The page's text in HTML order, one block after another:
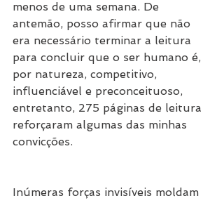
menos de uma semana. De
antemão, posso afirmar que não
era necessário terminar a leitura
para concluir que o ser humano é,
por natureza, competitivo,
influenciável e preconceituoso,
entretanto, 275 páginas de leitura
reforçaram algumas das minhas
convicções.
Inúmeras forças invisíveis moldam